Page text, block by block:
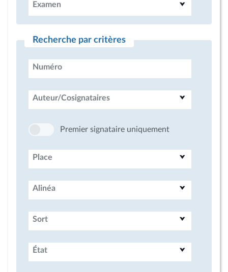
Examen
Recherche par critères
Numéro
Auteur/Cosignataires
Premier signataire uniquement
Place
Alinéa
Sort
État